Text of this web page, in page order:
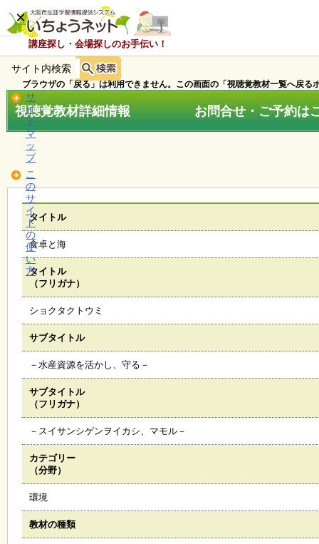
講座探し・会場探しのお手伝い！
×
ホ
ー
ム
知
ら
せ
講
座
・
イ
ベ
ト
施
約
ち
サイト内検索
サ
イ
ト
マ
ッ
プ
こ
の
サ
イ
ト
の
使
い
方
ブラウザの「戻る」は利用できません。この画面の「視聴覚教材一覧へ戻る
視聴覚教材詳細情報 お問合せ・ご予約はこ
タイトル
食卓と海
タイトル
（フリガナ）
ショクタクトウミ
サブタイトル
－水産資源を活かし、守る－
サブタイトル
（フリガナ）
－スイサンシゲンヲイカシ、マモル－
カテゴリー
（分野）
環境
教材の種類